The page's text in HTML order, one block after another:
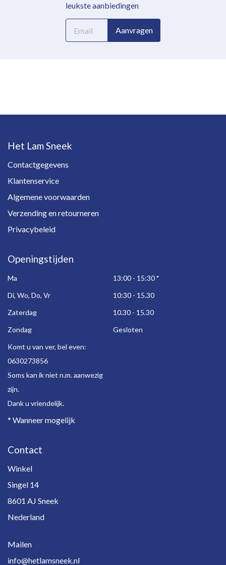
leukste aanbiedingen
E-
mailadres
Aanvragen
Het Lam Sneek
Contactgegevens
Klantenservice
Algemene voorwaarden
Verzending en retourneren
Privacybeleid
Openingstijden
Ma 13:00 - 15:30*
Di, Wo, Do, Vr
10:30 - 15.30
Zaterdag
10.30 - 15.30
Zondag
Gesloten
Komt u van ver, bel even:
0630273856
Soms kan ik niet n.m. aanwezig
zijn.
Dank u vriendelijk.
* Wanneer mogelijk
Contact
Winkel
Singel 14
8601 AJ Sneek
Nederland
Mailen
info@hetlamsneek.nl